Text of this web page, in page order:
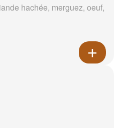
hachée, merguez, oeuf,